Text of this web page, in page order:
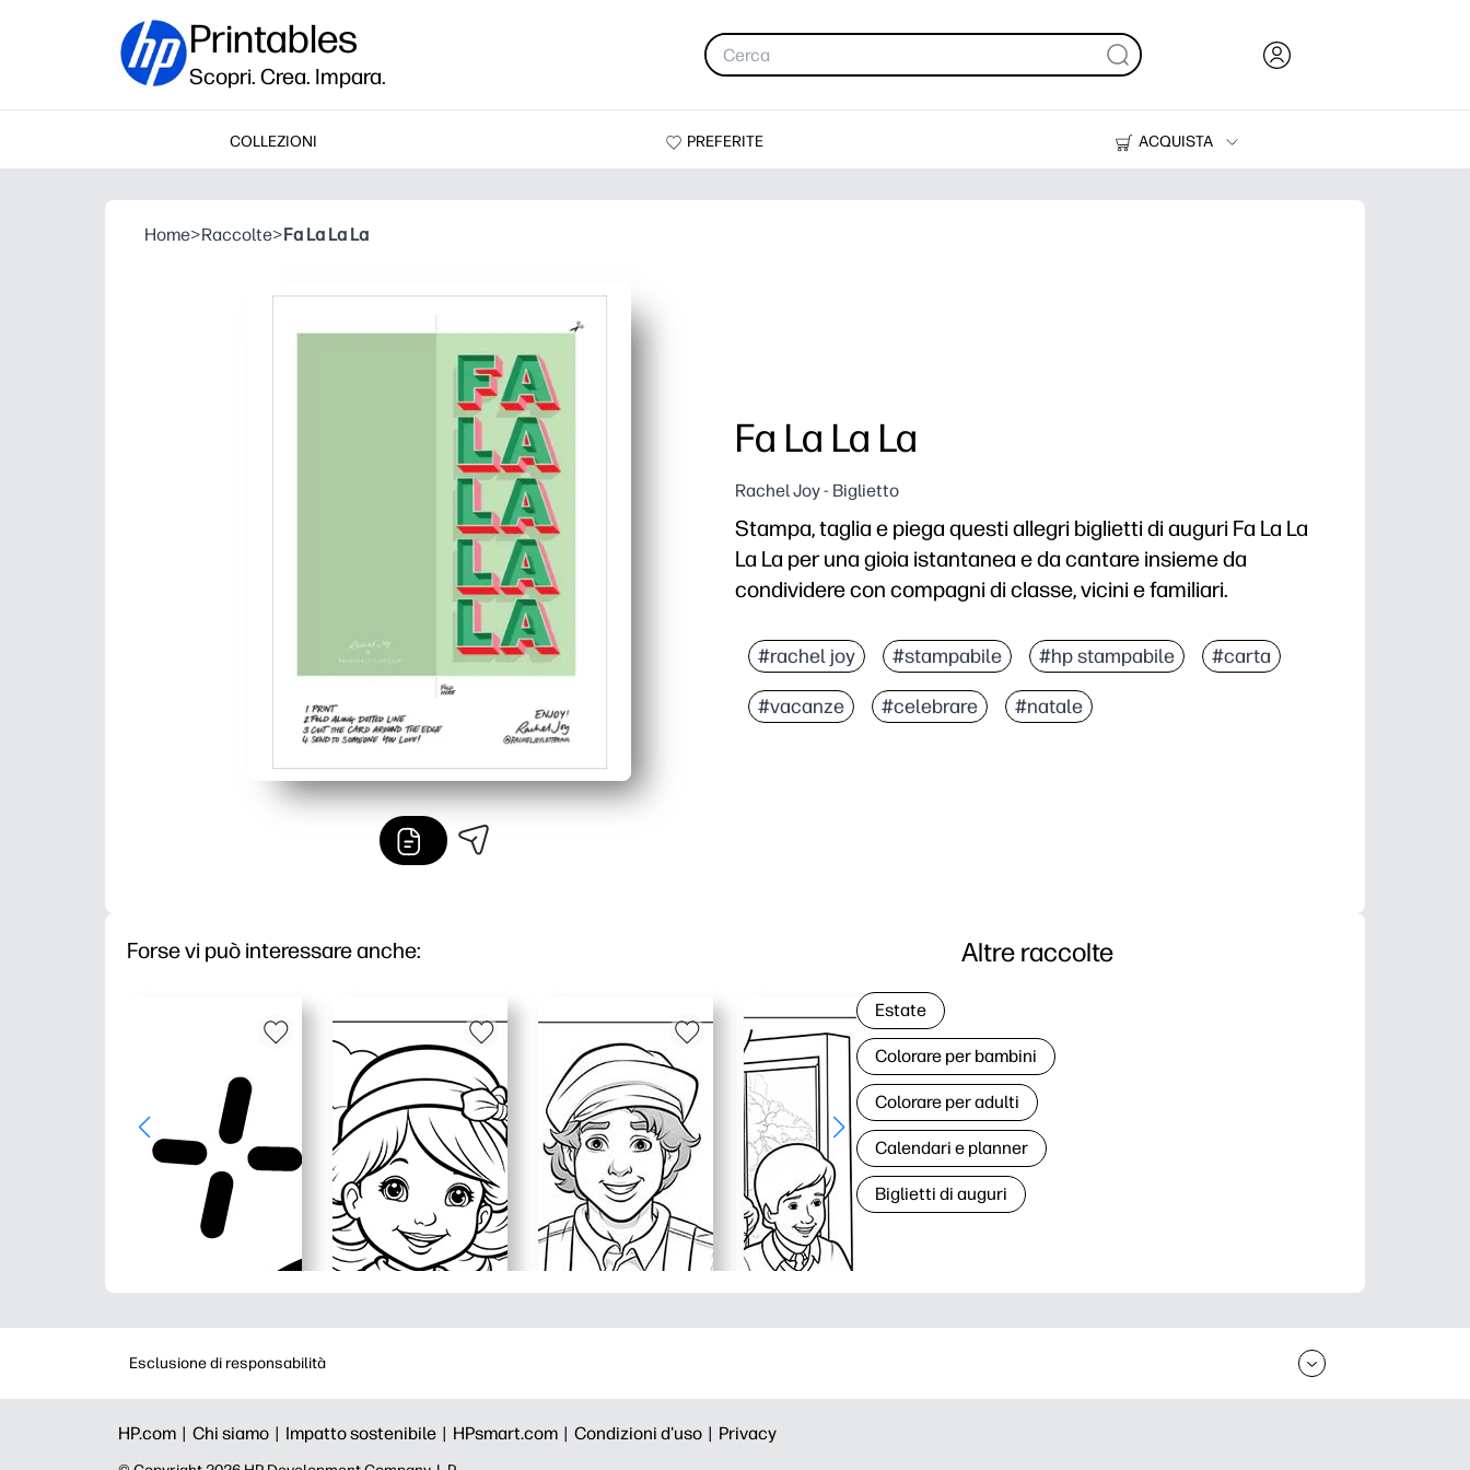
Printables
Scopri. Crea. Impara.
COLLEZIONI PREFERITE
ACQUISTA
Stampanti
Home>Raccolte>Fa La La La
Fa La La La
Rachel Joy - Biglietto
Stampa, taglia e piega questi allegri biglietti di auguri Fa La La
La La per una gioia istantanea e da cantare insieme da
condividere con compagni di classe, vicini e familiari.
Zero preparazione: basta stampare su carta o cartoncino A4, quindi tagliare
Design adatto ai bambini: l'audace look di Fa La La entusiasma i bambini
Usi flessibili: perfetto per scambi in classe, inviti a feste, etichette regalo o
#rachel joy #stampabile #hp stampabile #carta
#vacanze #celebrare #natale
Forse vi può interessare anche: Altre raccolte
Estate
Colorare per bambini
Colorare per adulti
Calendari e planner
Biglietti di auguri
Esclusione di responsabilità
HP.com | Chi siamo | Impatto sostenibile | HPsmart.com | Condizioni d'uso | Privacy